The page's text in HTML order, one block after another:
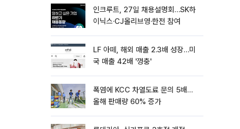
인크루트, 27일 채용설명회…SK하
이닉스·CJ올리브영·한전 참여
LF 아떼, 해외 매출 2.3배 성장…미
국 매출 42배 '껑충'
폭염에 KCC 차열도료 문의 5배…
올해 판매량 60% 증가